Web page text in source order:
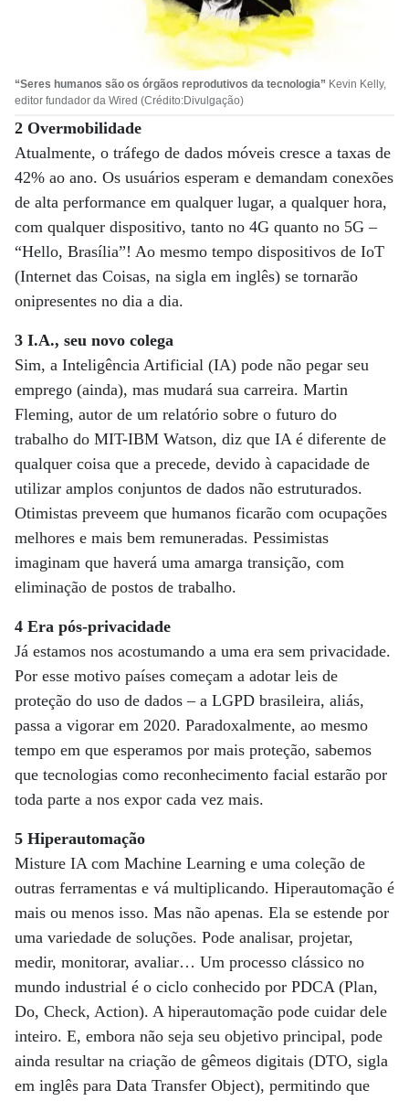
“Seres humanos são os órgãos reprodutivos da tecnologia” Kevin Kelly,
editor fundador da Wired (Crédito:Divulgação)
2 Overmobilidade
Atualmente, o tráfego de dados móveis cresce a taxas de
42% ao ano. Os usuários esperam e demandam conexões
de alta performance em qualquer lugar, a qualquer hora,
com qualquer dispositivo, tanto no 4G quanto no 5G –
“Hello, Brasília”! Ao mesmo tempo dispositivos de IoT
(Internet das Coisas, na sigla em inglês) se tornarão
onipresentes no dia a dia.
3 I.A., seu novo colega
Sim, a Inteligência Artificial (IA) pode não pegar seu
emprego (ainda), mas mudará sua carreira. Martin
Fleming, autor de um relatório sobre o futuro do
trabalho do MIT-IBM Watson, diz que IA é diferente de
qualquer coisa que a precede, devido à capacidade de
utilizar amplos conjuntos de dados não estruturados.
Otimistas preveem que humanos ficarão com ocupações
melhores e mais bem remuneradas. Pessimistas
imaginam que haverá uma amarga transição, com
eliminação de postos de trabalho.
4 Era pós-privacidade
Já estamos nos acostumando a uma era sem privacidade.
Por esse motivo países começam a adotar leis de
proteção do uso de dados – a LGPD brasileira, aliás,
passa a vigorar em 2020. Paradoxalmente, ao mesmo
tempo em que esperamos por mais proteção, sabemos
que tecnologias como reconhecimento facial estarão por
toda parte a nos expor cada vez mais.
5 Hiperautomação
Misture IA com Machine Learning e uma coleção de
outras ferramentas e vá multiplicando. Hiperautomação é
mais ou menos isso. Mas não apenas. Ela se estende por
uma variedade de soluções. Pode analisar, projetar,
medir, monitorar, avaliar… Um processo clássico no
mundo industrial é o ciclo conhecido por PDCA (Plan,
Do, Check, Action). A hiperautomação pode cuidar dele
inteiro. E, embora não seja seu objetivo principal, pode
ainda resultar na criação de gêmeos digitais (DTO, sigla
em inglês para Data Transfer Object), permitindo que